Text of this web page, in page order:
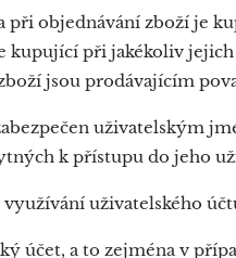
při objednávání zboží je
kupující při jakékoliv
jsou prodávajícím
uživatelským
k přístupu do jeho
uživatelského
účet, a to zejména v